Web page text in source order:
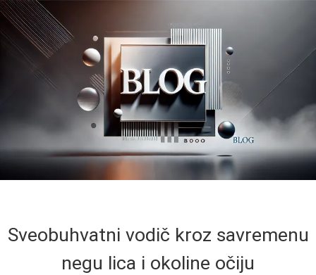
Sveobuhvatni vodič kroz savremenu
negu lica i okoline očiju